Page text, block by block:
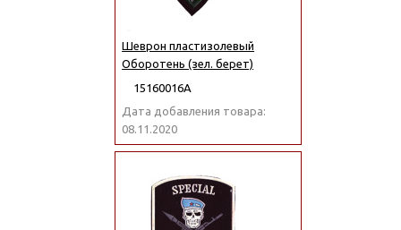
Шеврон пластизолевый
Оборотень (зел. берет)
15160016А
Дата добавления товара:
08.11.2020